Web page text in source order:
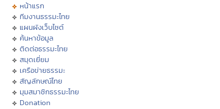
หน้าแรก
ทีมงานธรรมะไทย
แผนผังเว็บไซต์
ค้นหาข้อมูล
ติดต่อธรรมะไทย
สมุดเยี่ยม
เครือข่ายธรรมะ
สัญลักษณ์ไทย
มุมสมาชิกธรรมะไทย
Donation